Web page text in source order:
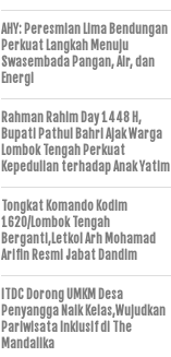
AHY: Peresmian Lima Bendungan
Perkuat Langkah Menuju
Swasembada Pangan, Air, dan
Energi
Rahman Rahim Day 1448 H,
Bupati Pathul Bahri Ajak Warga
Lombok Tengah Perkuat
Kepedulian terhadap Anak Yatim
Tongkat Komando Kodim
1620/Lombok Tengah
Berganti,Letkol Arh Mohamad
Arifin Resmi Jabat Dandim
ITDC Dorong UMKM Desa
Penyangga Naik Kelas,Wujudkan
Pariwisata Inklusif di The
Mandalika